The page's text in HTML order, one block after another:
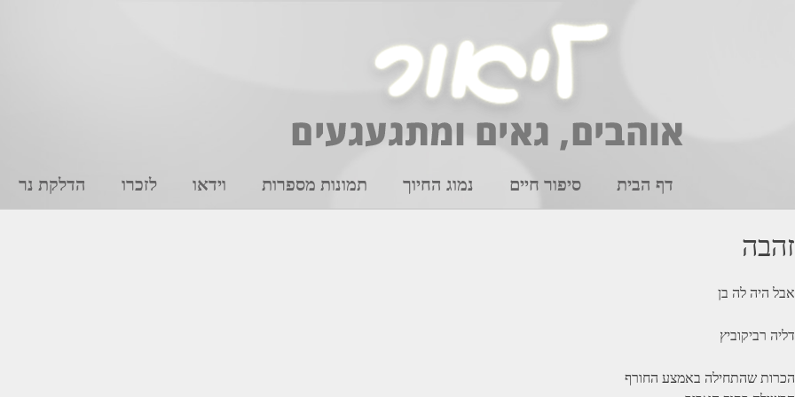
דף הבית סיפור חיים נמוג החיוך תמונות מספרות וידאו לזכרו הדלקת נר
זהבה
אבל היה לה בן
דליה רביקוביץ
הכרות שהתחילה באמצע החורף